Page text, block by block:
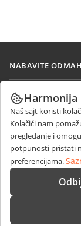
NABAVITE ODMAH
Docs
DocSpace
Workspace
Konektori
Desktop aplikacije
Mobilne aplikacije
SARAĐUJTE
Za doprinosioce
Za prevodioce
Za influensere
Slobodna radna
PRIMAJTE VESTI
Blog
DOBIJTE POMOĆ
Forum
KONTAKTIRAJTE
Pitanja o prodaji
Harmonija
Naš sajt koristi
Kolačići nam
pregledanje i
potpunosti pristati
preferencijama.